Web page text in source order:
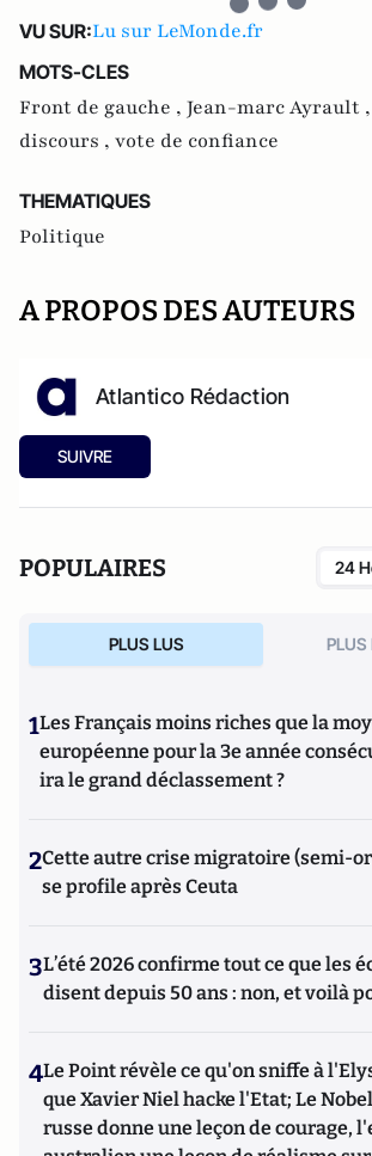
VU SUR:Lu sur LeMonde.fr
MOTS-CLES
Front de gauche , Jean-marc Ayrault ,
discours , vote de confiance
THEMATIQUES
Politique
A PROPOS DES AUTEURS
Atlantico Rédaction
SUIVRE
POPULAIRES 24
PLUS LUS PLUS
1Les Français moins riches que la
européenne pour la 3e année
ira le grand déclassement ?
2Cette autre crise migratoire (semi-
se profile après Ceuta
3L’été 2026 confirme tout ce que les
disent depuis 50 ans : non, et voilà
4Le Point révèle ce qu'on sniffe à
que Xavier Niel hacke l'Etat; Le
russe donne une leçon de courage,